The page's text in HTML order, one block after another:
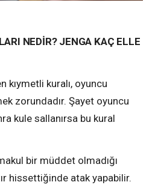
NEDİR? JENGA KAÇ ELLE
kıymetli kuralı, oyuncu
zorundadır. Şayet oyuncu
kule sallanırsa bu kural
bir müddet olmadığı
hissettiğinde atak yapabilir.